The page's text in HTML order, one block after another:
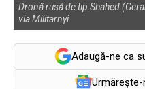
Dronă rusă de tip Shahed
via Militarnyi
Adaugă-ne ca
Urmărește-